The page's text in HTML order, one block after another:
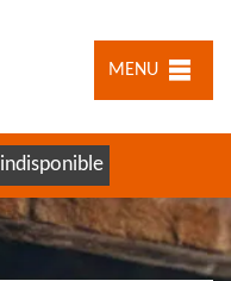
MENU
indisponible